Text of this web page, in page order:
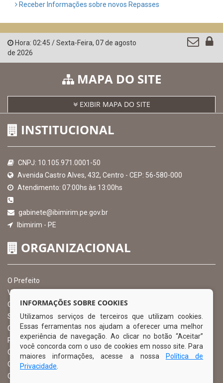
Receber Informações sobre novos Repasses
Hora: 02:45 /Sexta-Feira, 07 de agosto
de 2026
MAPA DO SITE
EXIBIR MAPA DO SITE
INSTITUCIONAL
CNPJ: 10.105.971.0001-50
Avenida Castro Alves, 432, Centro - CEP: 56-580-000
Atendimento: 07:00hs às 13:00hs
gabinete@ibimirim.pe.gov.br
Ibimirim - PE
ORGANIZACIONAL
O Prefeito
Vice Prefeito
Ouvidoria Municipal
Serviço de Informação ao Cidadão – SIC
Chefe de Gabinete
Procuradoria Geral
Órgão de Controle Interno
Organograma
Comissão Permanente de Licitação – CPL
INFORMAÇÕES SOBRE COOKIES
Utilizamos serviços de terceiros que utilizam cookies.
Essas ferramentas nos ajudam a oferecer uma melhor
experiência de navegação. Ao clicar no botão “Aceitar”
você concorda com o uso de cookies em nosso site. Para
maiores informações, acesse a nossa
Política de
Privacidade